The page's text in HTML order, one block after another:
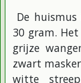
De
30 gram.
grijze
zwart
witte